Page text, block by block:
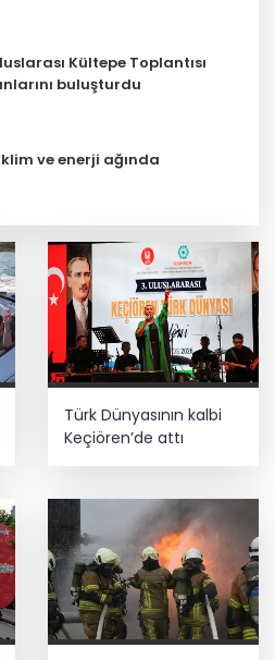
Kültepe Toplantısı
buluşturdu
ve enerji ağında
lansmanda neler oldu?
yasa teklifi
geçti
uzayda zincirleme
Türk Dünyasının kalbi
Keçiören’de attı